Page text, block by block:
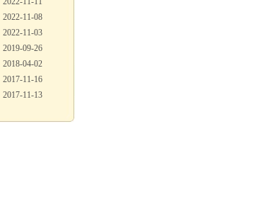
2022-11-08
2022-11-03
2019-09-26
2018-04-02
2017-11-16
2017-11-13